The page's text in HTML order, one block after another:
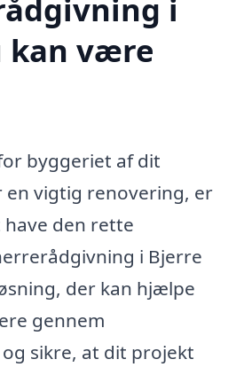
i
kan være
byggeriet af dit
en vigtig renovering, er
den rette
i Bjerre
der kan hjælpe
gennem
sikre, at dit projekt